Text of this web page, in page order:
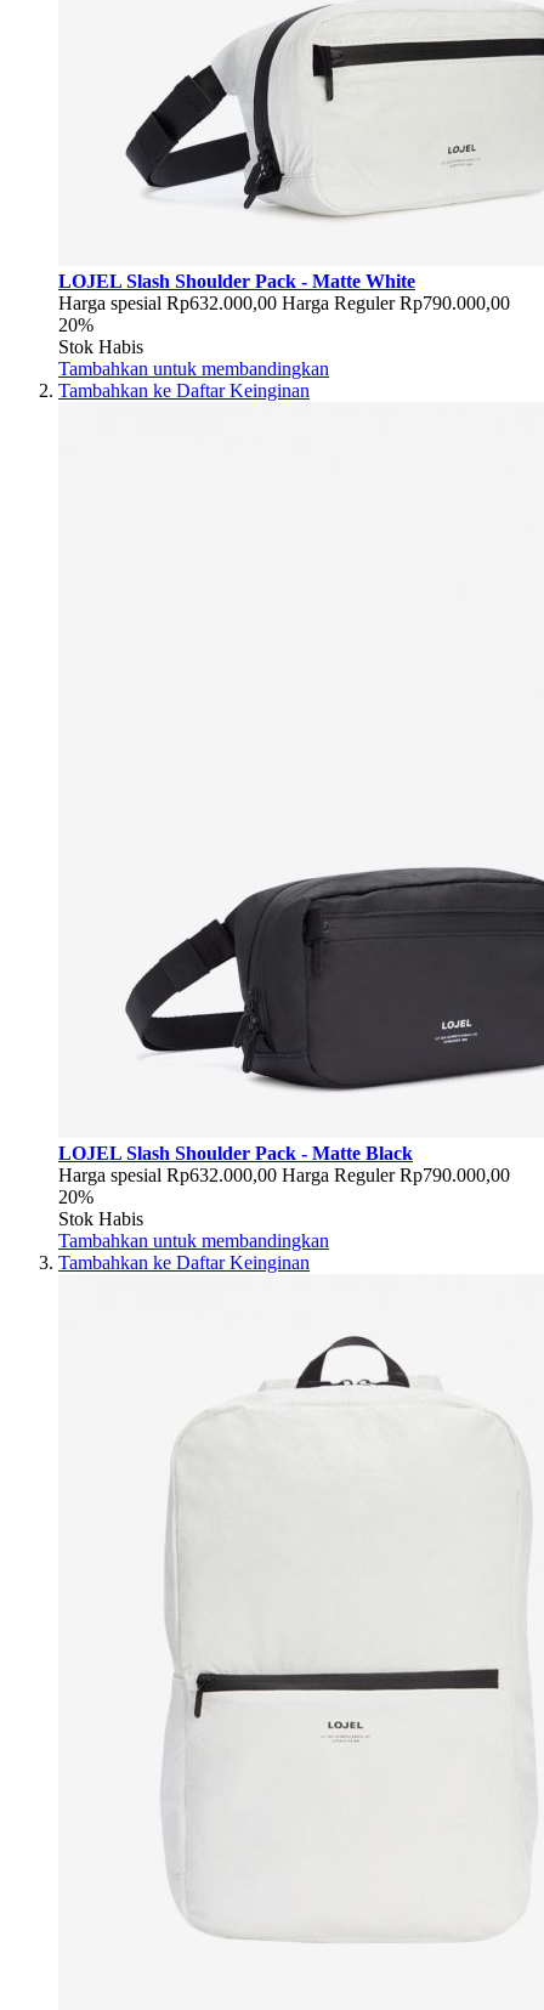
LOJEL Slash Shoulder Pack - Matte White
Harga spesial Rp632.000,00 Harga Reguler Rp790.000,00
20%
Stok Habis
Tambahkan untuk membandingkan
Tambahkan ke Daftar Keinginan
LOJEL Slash Shoulder Pack - Matte Black
Harga spesial Rp632.000,00 Harga Reguler Rp790.000,00
20%
Stok Habis
Tambahkan untuk membandingkan
Tambahkan ke Daftar Keinginan